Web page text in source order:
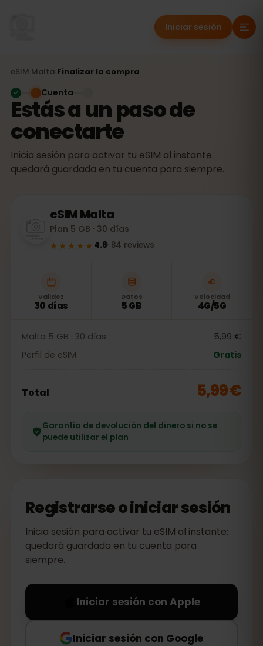
Iniciar sesión
eSIM Malta Finalizar la compra
Estás a un paso de
conectarte
Inicia sesión para activar tu eSIM al instante:
quedará guardada en tu cuenta para siempre.
Cuenta
eSIMMalta
Plan 5 GB · 30 días
★★★★★ 4.8· 84 reviews
Validez
30 días
Datos
5 GB
Velocidad
4G/5G
Malta 5 GB · 30 días
5,99 €
Perfil de eSIM
Gratis
Total 5,99 €
Garantía de devolución del dinero si no se
puede utilizar el plan
Registrarse o iniciar sesión
Inicia sesión para activar tu eSIM al instante:
quedará guardada en tu cuenta para
siempre.
Iniciar sesión con Apple
Iniciar sesión con Google